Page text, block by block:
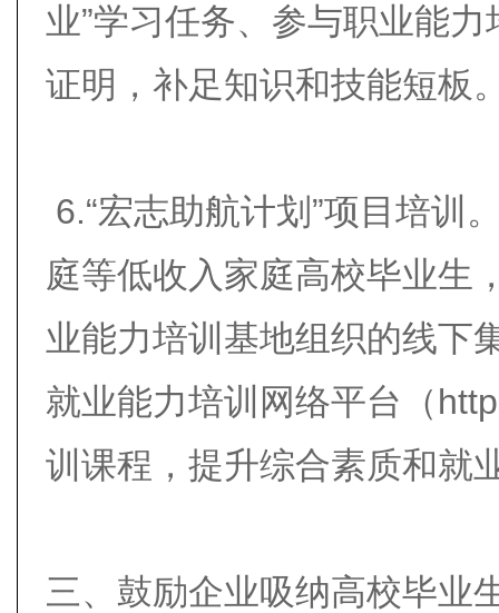
业”学习任务、参与职业能
证明，补足知识和技能短板
6.“宏志助航计划”项目培训
庭等低收入家庭高校毕业生
业能力培训基地组织的线下
就业能力培训网络平台（
训课程，提升综合素质和就
三、鼓励企业吸纳高校毕业